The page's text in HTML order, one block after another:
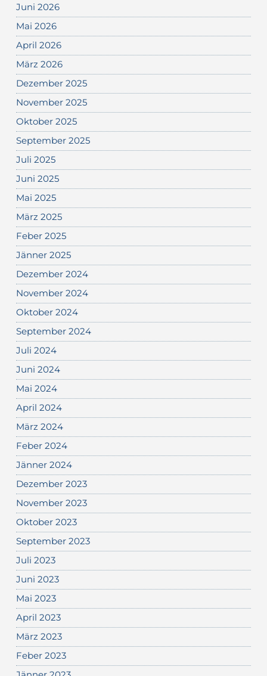
Juni 2026
Mai 2026
April 2026
März 2026
Dezember 2025
November 2025
Oktober 2025
September 2025
Juli 2025
Juni 2025
Mai 2025
März 2025
Feber 2025
Jänner 2025
Dezember 2024
November 2024
Oktober 2024
September 2024
Juli 2024
Juni 2024
Mai 2024
April 2024
März 2024
Feber 2024
Jänner 2024
Dezember 2023
November 2023
Oktober 2023
September 2023
Juli 2023
Juni 2023
Mai 2023
April 2023
März 2023
Feber 2023